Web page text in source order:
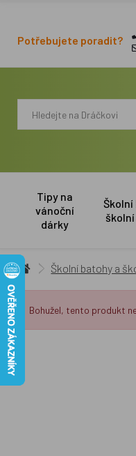
Potřebujete poradit?
Tipy na
vánoční
dárky
Školní
Školní batohy a
Bohužel, tento produkt